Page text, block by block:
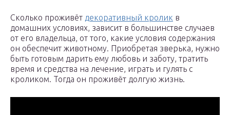
Сколько проживёт декоративный кролик в
домашних условиях, зависит в большинстве случаев
от его владельца, от того, какие условия содержания
он обеспечит животному. Приобретая зверька, нужно
быть готовым дарить ему любовь и заботу, тратить
время и средства на лечение, играть и гулять с
кроликом. Тогда он проживёт долгую жизнь.